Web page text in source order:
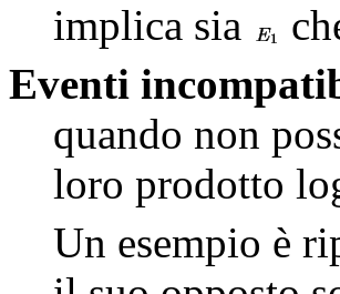
implica sia
Eventi
quando non
loro prodotto
Un esempio è